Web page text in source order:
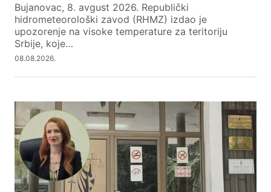
Bujanovac, 8. avgust 2026. Republički
hidrometeorološki zavod (RHMZ) izdao je
upozorenje na visoke temperature za teritoriju
Srbije, koje…
08.08.2026.